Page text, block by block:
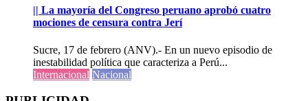
|| La mayoría del Congreso peruano aprobó cuatro
mociones de censura contra Jerí
Sucre, 17 de febrero (ANV).- En un nuevo episodio de
inestabilidad política que caracteriza a Perú...
Internacional Nacional